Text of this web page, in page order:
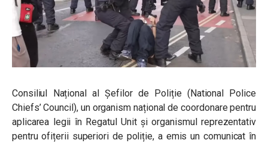
Consiliul Național al Șefilor de Poliție (National Police
Chiefs’ Council), un organism național de coordonare pentru
aplicarea legii în Regatul Unit și organismul reprezentativ
pentru ofițerii superiori de poliție, a emis un comunicat în